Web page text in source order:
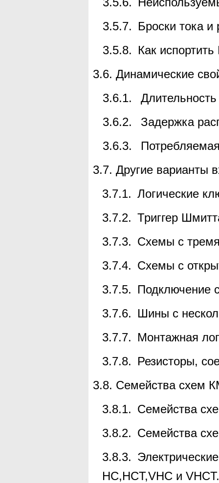
3.5.7. Броски тока
3.5.8. Как
3.6. Динамические
3.6.1.
3.6.2.
Задержка
3.6.3.
3.7. Другие варианты
3.7.1. Логические
3.7.2. Триггер
3.7.3. Схемы с
3.7.4. Схемы с
3.7.5. Подключение
3.7.6. Шины с
3.7.7. Монтажная
3.7.8. Резисторы,
3.8. Семейства схем
3.8.1. Семейства
3.8.2. Семейства
3.8.3.
HC,HCT,VHC и VHCT